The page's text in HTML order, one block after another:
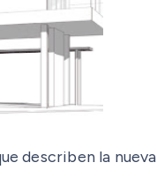
describen la